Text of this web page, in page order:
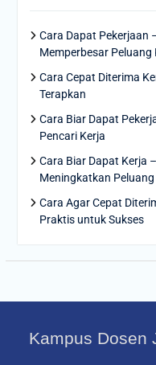
Cara Dapat Pekerjaan
Memperbesar Peluang
Cara Cepat Diterima
Terapkan
Cara Biar Dapat
Pencari Kerja
Cara Biar Dapat Kerja
Meningkatkan
Cara Agar Cepat
Praktis untuk Sukses
Kampus Dosen